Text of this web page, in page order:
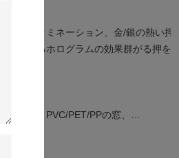
トのラミネーション、金/銀の熱い押す
敗させるホログラムの効果群がる押を….
ポンジ、PVC/PET/PPの窓、…